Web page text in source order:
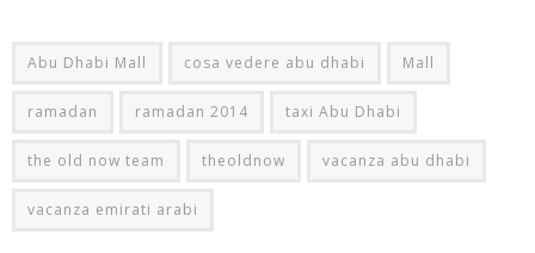
Abu Dhabi Mall cosa vedere abu dhabi Mall
ramadan ramadan 2014 taxi Abu Dhabi
the old now team theoldnow vacanza abu dhabi
vacanza emirati arabi